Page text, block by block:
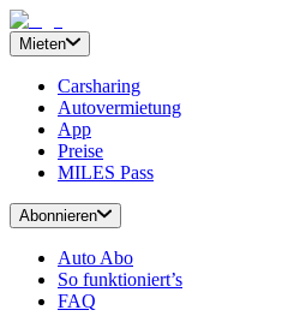
Mieten
Carsharing
Autovermietung
App
Preise
MILES Pass
Abonnieren
Auto Abo
So funktioniert’s
FAQ